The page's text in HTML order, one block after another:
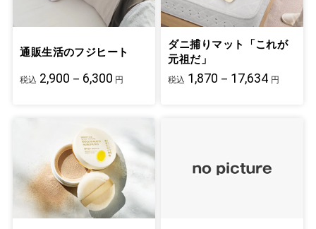
通販生活のフジヒート
税込 2,900－6,300 円
ダニ捕りマット「これが
元祖だ」
税込 1,870－17,634 円